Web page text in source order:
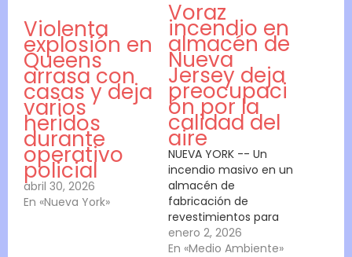
Violenta
explosión en
Queens
arrasa con
casas y deja
varios
heridos
durante
operativo
policial
abril 30, 2026
En «Nueva York»
Voraz
incendio en
almacén de
Nueva
Jersey deja
preocupaci
ón por la
calidad del
aire
NUEVA YORK -- Un
incendio masivo en un
almacén de
fabricación de
revestimientos para
pisos en Nueva Jersey
provocó una lluvia de
enero 2, 2026
En «Medio Ambiente»